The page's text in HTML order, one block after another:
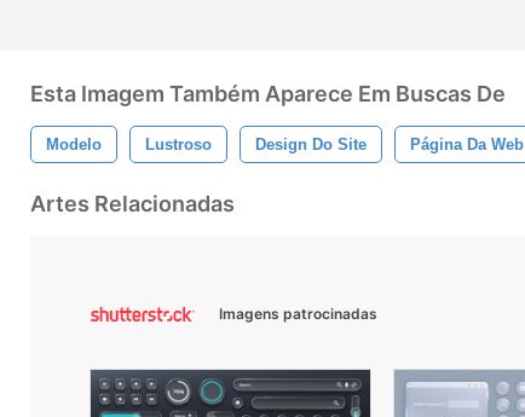
Esta Imagem Também Aparece Em Buscas De
Modelo Lustroso Design Do Site Página Da Web
Artes Relacionadas
Imagens patrocinadas